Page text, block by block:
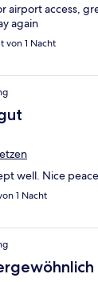
airport access,
again
von 1 Nacht
well. Nice
1 Nacht